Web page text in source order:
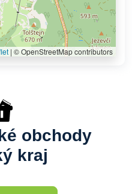
| © OpenStreetMap contributors
obchody
kraj